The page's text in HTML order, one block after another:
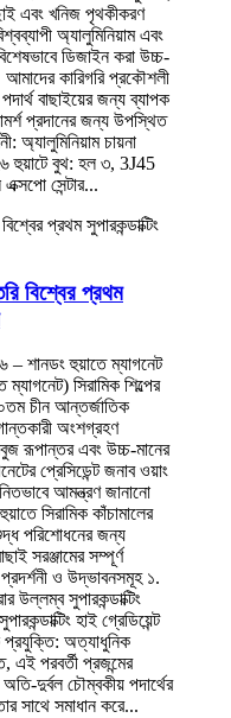
এবং খনিজ পৃথকীকরণ
অ্যালুমিনিয়াম এবং
ডিজাইন করা উচ্চ-
কারিগরি প্রকৌশলী
বাছাইয়ের জন্য ব্যাপক
প্রদানের জন্য উপস্থিত
অ্যালুমিনিয়াম চায়না
হুয়াটে বুথ: হল ৩, 3J45
এক্সপো সেন্টার...
বিশ্বের প্রথম
শানডং হুয়াতে ম্যাগনেট
সিরামিক শিল্পের
চীন আন্তর্জাতিক
অংশগ্রহণ
রূপান্তর এবং উচ্চ-মানের
প্রেসিডেন্ট জনাব ওয়াং
আমন্ত্রণ জানানো
সিরামিক কাঁচামালের
পরিশোধনের জন্য
সরঞ্জামের সম্পূর্ণ
প্রদর্শনী ও উদ্ভাবনসমূহ ১.
সুপারকন্ডাক্টিং
হাই গ্রেডিয়েন্ট
প্রযুক্তি: অত্যাধুনিক
এই পরবর্তী প্রজন্মের
দুর্বল চৌম্বকীয় পদার্থের
সাথে সমাধান করে...